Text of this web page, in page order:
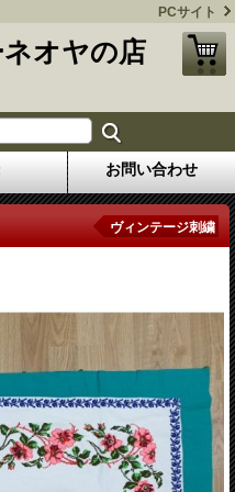
PCサイト
オヤの店
お問い合わせ
ヴィンテージ刺繍